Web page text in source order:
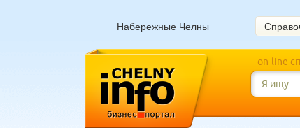
Набережные Челны
on-line